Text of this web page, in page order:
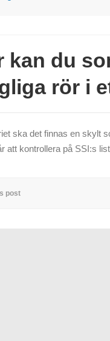
kan du
rör i
ska det finnas en skylt
att kontrollera på SSI:s
post